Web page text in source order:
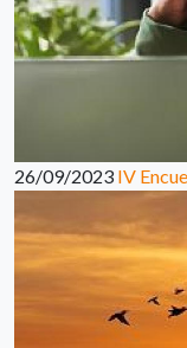
26/09/2023 IV